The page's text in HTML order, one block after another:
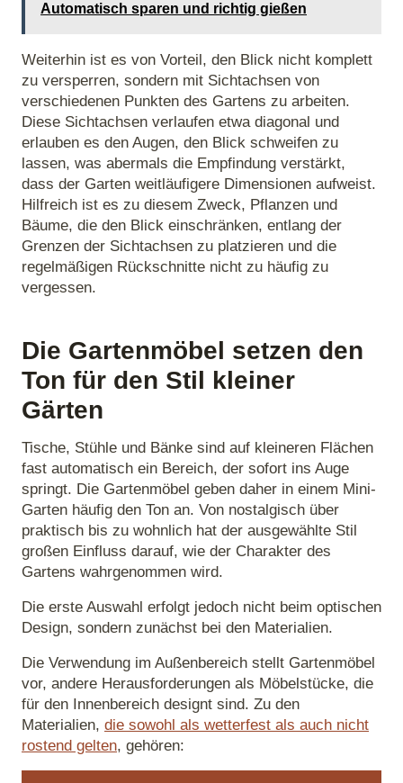
Automatisch sparen und richtig gießen
Weiterhin ist es von Vorteil, den Blick nicht komplett
zu versperren, sondern mit Sichtachsen von
verschiedenen Punkten des Gartens zu arbeiten.
Diese Sichtachsen verlaufen etwa diagonal und
erlauben es den Augen, den Blick schweifen zu
lassen, was abermals die Empfindung verstärkt,
dass der Garten weitläufigere Dimensionen aufweist.
Hilfreich ist es zu diesem Zweck, Pflanzen und
Bäume, die den Blick einschränken, entlang der
Grenzen der Sichtachsen zu platzieren und die
regelmäßigen Rückschnitte nicht zu häufig zu
vergessen.
Die Gartenmöbel setzen den
Ton für den Stil kleiner
Gärten
Tische, Stühle und Bänke sind auf kleineren Flächen
fast automatisch ein Bereich, der sofort ins Auge
springt. Die Gartenmöbel geben daher in einem Mini-
Garten häufig den Ton an. Von nostalgisch über
praktisch bis zu wohnlich hat der ausgewählte Stil
großen Einfluss darauf, wie der Charakter des
Gartens wahrgenommen wird.
Die erste Auswahl erfolgt jedoch nicht beim optischen
Design, sondern zunächst bei den Materialien.
Die Verwendung im Außenbereich stellt Gartenmöbel
vor, andere Herausforderungen als Möbelstücke, die
für den Innenbereich designt sind. Zu den
Materialien, die sowohl als wetterfest als auch nicht
rostend gelten, gehören: